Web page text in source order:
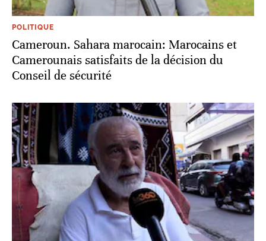
POLITIQUE
Cameroun. Sahara marocain: Marocains et
Camerounais satisfaits de la décision du
Conseil de sécurité